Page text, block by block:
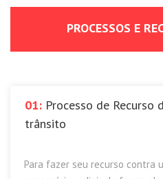
PROCESSOS E
01: Processo de Recurso
trânsito
Para fazer seu recurso contra